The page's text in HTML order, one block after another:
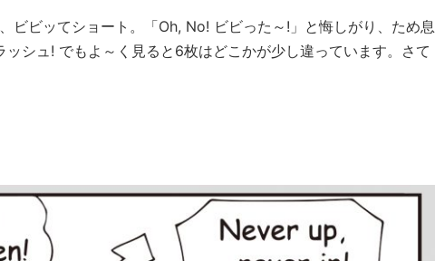
ビビッてショート。「Oh, No! ビビった～!」と悔しがり、ため息
シュ! でもよ～く見ると6枚はどこかが少し違っています。さて